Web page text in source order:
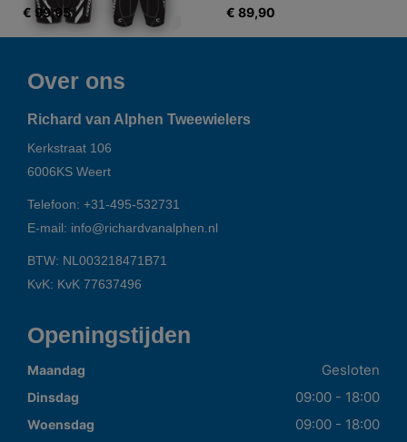
€ 99,95 € 89,90
Over ons
Richard van Alphen Tweewielers
Kerkstraat 106
6006KS Weert
Telefoon: +31-495-532731
E-mail: info@richardvanalphen.nl
BTW: NL003218471B71
KvK: KvK 77637496
Openingstijden
Maandag Gesloten
Dinsdag 09:00 - 18:00
Woensdag 09:00 - 18:00